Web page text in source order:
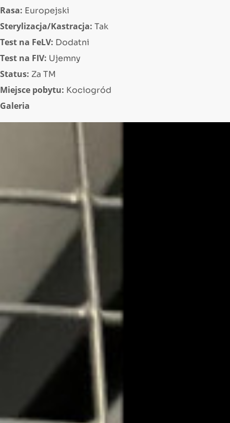
Rasa: Europejski
Sterylizacja/Kastracja: Tak
Test na FeLV: Dodatni
Test na FIV: Ujemny
Status: Za TM
Miejsce pobytu: Kociogród
Galeria